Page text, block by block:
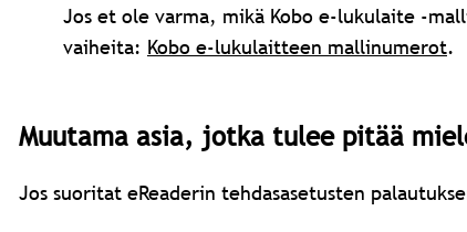
Jos et ole varma, mikä Kobo e-lukulaite -
vaiheita: Kobo e-lukulaitteen mallinumerot.
Muutama asia, jotka tulee pitää
Jos suoritat eReaderin tehdasasetusten